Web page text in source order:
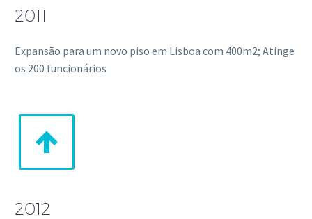
2011
Expansão para um novo piso em Lisboa com 400m2; Atinge
os 200 funcionários


2012